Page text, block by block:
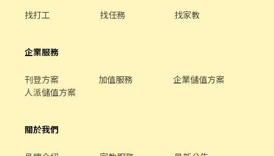
找打工 找任務 找家教
企業服務
刊登方案 加值服務
企業儲值方案
人派儲值方案
關於我們